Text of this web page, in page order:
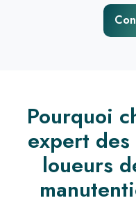
Pourquoi
expert
loueurs